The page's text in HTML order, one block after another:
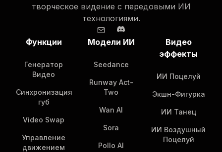
творческое видение с передовыми ИИ
технологиями.
Функции
Генератор
Видео
Синхронизация
губ
Video Swap
Управление
движением
Модели ИИ
Seedance
Runway Act-
Two
Wan AI
Sora
Pollo AI
Видео
эффекты
ИИ Поцелуй
Экшн-Фигурка
ИИ Танец
ИИ Воздушный
Поцелуй